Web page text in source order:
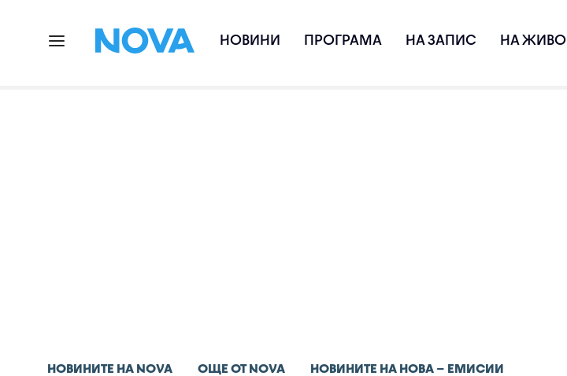
НОВИНИ ПРОГРАМА НА ЗАПИС НА ЖИВО
НОВИНИТЕ НА NOVA ОЩЕ ОТ NOVA НОВИНИТЕ НА НОВА – ЕМИСИИ